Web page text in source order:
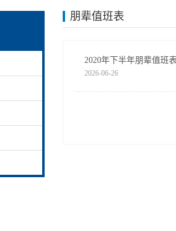
朋辈值班表
2020年下半年朋辈值班
2026-06-26